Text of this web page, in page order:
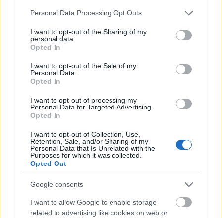
Please note that this website/app uses one or more Google
not limited to your visit or usage behaviour. You may click to
grant or deny consent to Google and its third-party tags to
use your data for below specified purposes in below Google
consent section.
Personal Data Processing Opt Outs
I want to opt-out of the Sharing of my
personal data.
Opted In
I want to opt-out of the Sale of my
Personal Data.
Opted In
I want to opt-out of processing my
Personal Data for Targeted Advertising.
Opted In
I want to opt-out of Collection, Use,
Retention, Sale, and/or Sharing of my
Personal Data that Is Unrelated with the
Purposes for which it was collected.
Opted Out
Google consents
I want to allow Google to enable storage
related to advertising like cookies on web or
Mai Manó Ház a
Facebookon